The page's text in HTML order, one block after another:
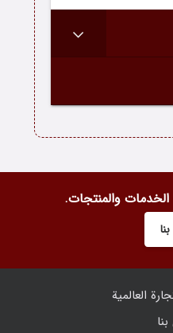
والمنتجات.
العالمية